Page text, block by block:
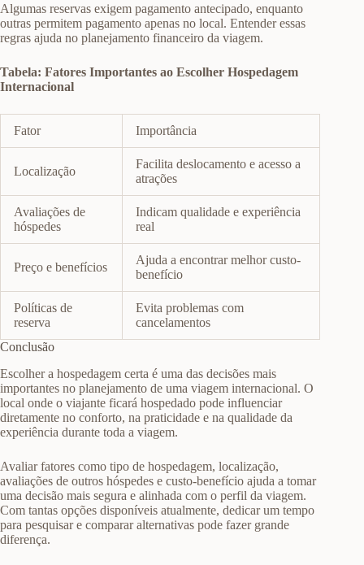
Algumas reservas exigem pagamento antecipado, enquanto
outras permitem pagamento apenas no local. Entender essas
regras ajuda no planejamento financeiro da viagem.
Tabela: Fatores Importantes ao Escolher Hospedagem
Internacional
Fator Importância
Localização
Facilita deslocamento e acesso a
atrações
Avaliações de
hóspedes
Indicam qualidade e experiência
real
Preço e benefícios
Ajuda a encontrar melhor custo-
benefício
Políticas de
reserva
Evita problemas com
cancelamentos
Conclusão
Escolher a hospedagem certa é uma das decisões mais
importantes no planejamento de uma viagem internacional. O
local onde o viajante ficará hospedado pode influenciar
diretamente no conforto, na praticidade e na qualidade da
experiência durante toda a viagem.
Avaliar fatores como tipo de hospedagem, localização,
avaliações de outros hóspedes e custo-benefício ajuda a tomar
uma decisão mais segura e alinhada com o perfil da viagem.
Com tantas opções disponíveis atualmente, dedicar um tempo
para pesquisar e comparar alternativas pode fazer grande
diferença.